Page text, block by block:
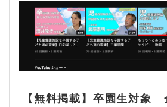
【無料掲載】卒園生対象